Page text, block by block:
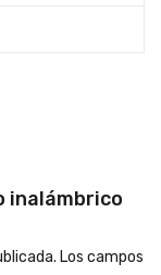
inalámbrico
Los campos